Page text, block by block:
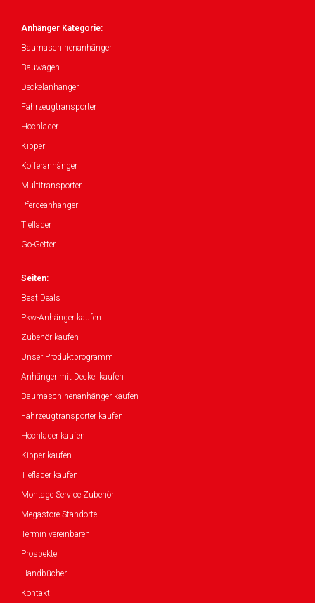
Anhänger Kategorie:
Baumaschinenanhänger
Bauwagen
Deckelanhänger
Fahrzeugtransporter
Hochlader
Kipper
Kofferanhänger
Multitransporter
Pferdeanhänger
Tieflader
Go-Getter
Seiten:
Best Deals
Pkw-Anhänger kaufen
Zubehör kaufen
Unser Produktprogramm
Anhänger mit Deckel kaufen
Baumaschinenanhänger kaufen
Fahrzeugtransporter kaufen
Hochlader kaufen
Kipper kaufen
Tieflader kaufen
Montage Service Zubehör
Megastore-Standorte
Termin vereinbaren
Prospekte
Handbücher
Kontakt